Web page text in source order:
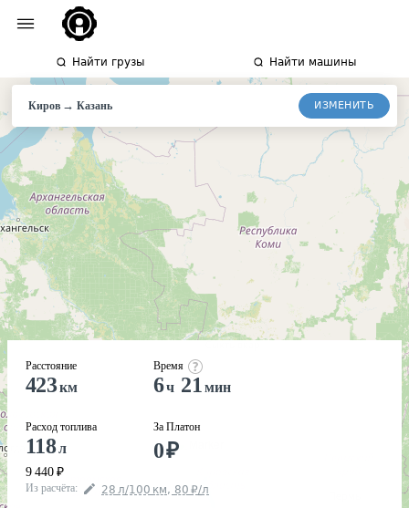
Найти грузы Найти машины
Киров→Казань ИЗМЕНИТЬ
Расстояние
423км
Расход топлива
118л
9 440 ₽
Время
6ч 21 мин
За Платон
0₽
Из расчёта: 28 л/100 км, 80 ₽/л